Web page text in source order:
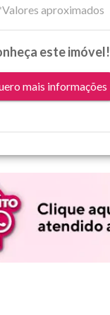
aproximados
este imóvel!
mais informações